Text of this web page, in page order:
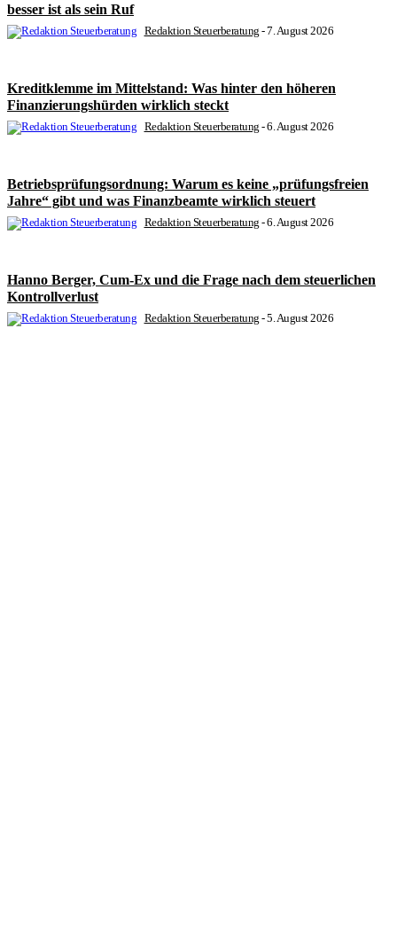
besser ist als sein Ruf
Redaktion Steuerberatung -7. August 2026
Kreditklemme im Mittelstand: Was hinter den höheren
Finanzierungshürden wirklich steckt
Redaktion Steuerberatung -6. August 2026
Betriebsprüfungsordnung: Warum es keine „prüfungsfreien
Jahre“ gibt und was Finanzbeamte wirklich steuert
Redaktion Steuerberatung -6. August 2026
Hanno Berger, Cum-Ex und die Frage nach dem steuerlichen
Kontrollverlust
Redaktion Steuerberatung -5. August 2026